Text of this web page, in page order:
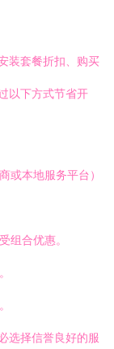
装套餐折扣、购买
以下方式节省开
或本地服务平台）
组合优惠。
选择信誉良好的服